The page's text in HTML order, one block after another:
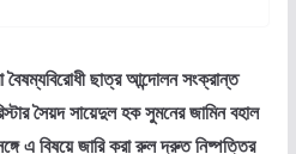
বৈষম্যবিরোধী ছাত্র আন্দোলন সংক্রান্ত
সৈয়দ সায়েদুল হক সুমনের জামিন বহাল
এ বিষয়ে জারি করা রুল দ্রুত নিষ্পত্তির